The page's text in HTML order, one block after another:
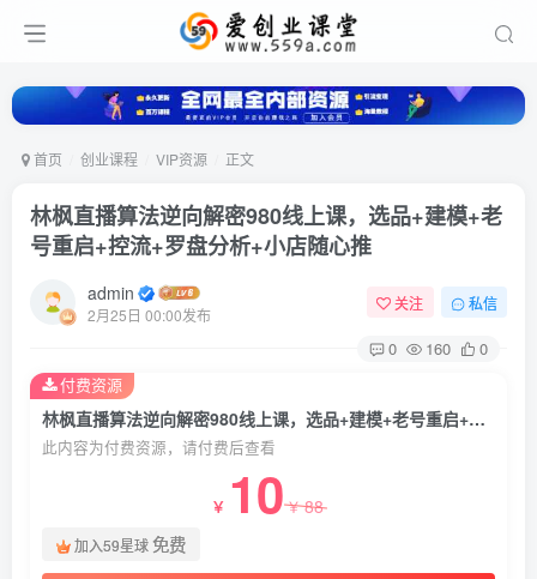
首页 创业课程 VIP资源 正文
林枫直播算法逆向解密980线上课，选品+建模+老
号重启+控流+罗盘分析+小店随心推
admin
2月25日 00:00发布
关注 私信
0 160 0
林枫直播算法逆向解密980线上课，选品+建模+老号重启+控流+罗盘分析+小店随心推
此内容为付费资源，请付费后查看
￥ 10￥88
加入59星球免费
付费资源